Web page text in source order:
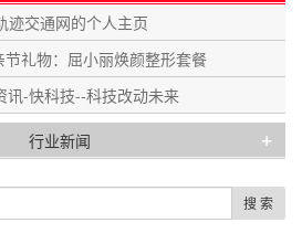
迹交通网的个人主页
礼物：屈小丽焕颜整形套餐
讯-快科技--科技改动未来
行业新闻 +
搜 索